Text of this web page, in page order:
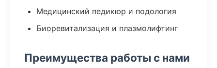
Медицинский педикюр и подология
Биоревитализация и плазмолифтинг
Преимущества работы с нами